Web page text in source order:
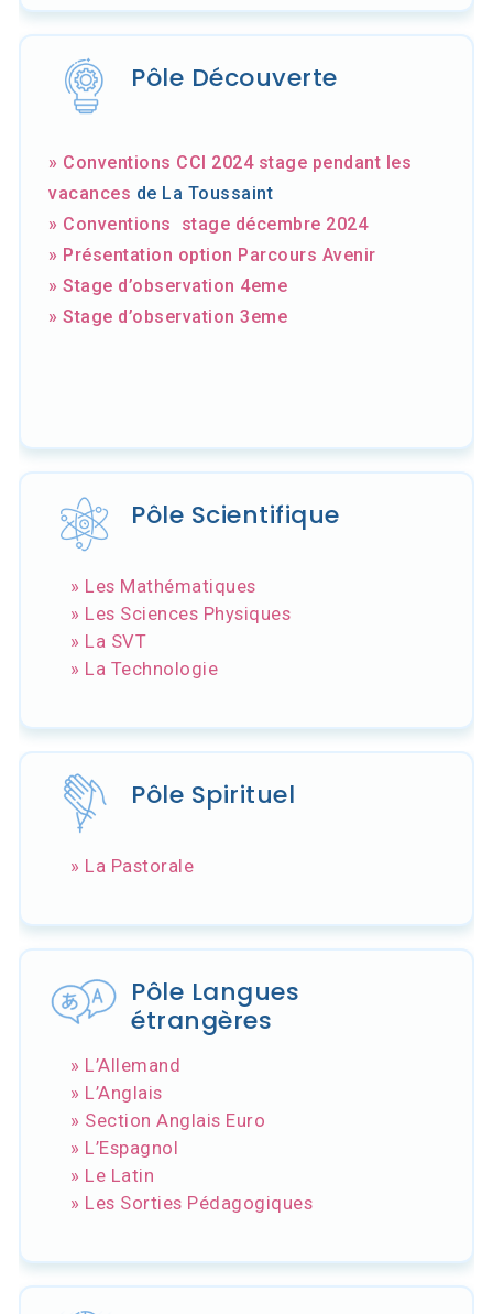
Pôle Découverte
» Conventions CCI 2024 stage pendant les
vacances de La Toussaint
» Conventions stage décembre 2024
» Présentation option Parcours Avenir
» Stage d’observation 4eme
» Stage d’observation 3eme
Pôle Scientifique
» Les Mathématiques
» Les Sciences Physiques
» La SVT
» La Technologie
Pôle Spirituel
» La Pastorale
Pôle Langues
étrangères
» L’Allemand
» L’Anglais
» Section Anglais Euro
» L’Espagnol
» Le Latin
» Les Sorties Pédagogiques